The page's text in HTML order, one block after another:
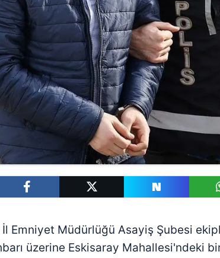
Emniyet Müdürlüğü Asayiş Şubesi
üzerine Eskisaray Mahallesi'ndeki